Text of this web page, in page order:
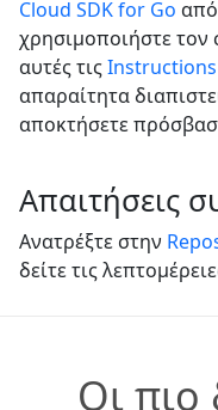
Cloud SDK for Go
χρησιμοποιήστε
αυτές τιςInstructions
απαραίτητα
αποκτήσετε
Απαιτήσεις
Ανατρέξτε στην
δείτε τις
Οι πιο